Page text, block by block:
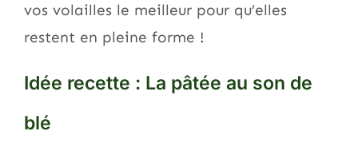
vos volailles le meilleur pour qu’elles
restent en pleine forme !
Idée recette : La pâtée au son de
blé